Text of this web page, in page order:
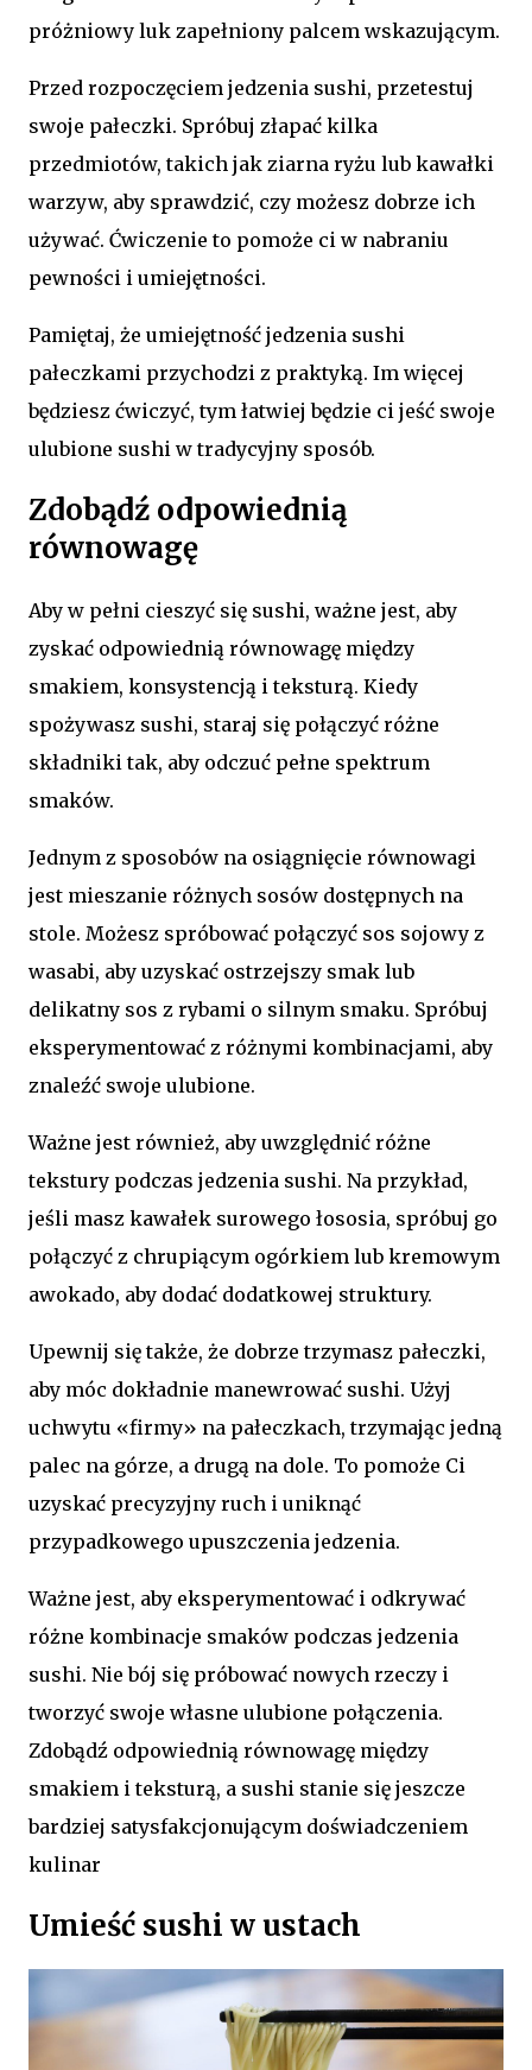
próżniowy luk zapełniony palcem wskazującym.
Przed rozpoczęciem jedzenia sushi, przetestuj
swoje pałeczki. Spróbuj złapać kilka
przedmiotów, takich jak ziarna ryżu lub kawałki
warzyw, aby sprawdzić, czy możesz dobrze ich
używać. Ćwiczenie to pomoże ci w nabraniu
pewności i umiejętności.
Pamiętaj, że umiejętność jedzenia sushi
pałeczkami przychodzi z praktyką. Im więcej
będziesz ćwiczyć, tym łatwiej będzie ci jeść swoje
ulubione sushi w tradycyjny sposób.
Zdobądź odpowiednią
równowagę
Aby w pełni cieszyć się sushi, ważne jest, aby
zyskać odpowiednią równowagę między
smakiem, konsystencją i teksturą. Kiedy
spożywasz sushi, staraj się połączyć różne
składniki tak, aby odczuć pełne spektrum
smaków.
Jednym z sposobów na osiągnięcie równowagi
jest mieszanie różnych sosów dostępnych na
stole. Możesz spróbować połączyć sos sojowy z
wasabi, aby uzyskać ostrzejszy smak lub
delikatny sos z rybami o silnym smaku. Spróbuj
eksperymentować z różnymi kombinacjami, aby
znaleźć swoje ulubione.
Ważne jest również, aby uwzględnić różne
tekstury podczas jedzenia sushi. Na przykład,
jeśli masz kawałek surowego łososia, spróbuj go
połączyć z chrupiącym ogórkiem lub kremowym
awokado, aby dodać dodatkowej struktury.
Upewnij się także, że dobrze trzymasz pałeczki,
aby móc dokładnie manewrować sushi. Użyj
uchwytu «firmy» na pałeczkach, trzymając jedną
palec na górze, a drugą na dole. To pomoże Ci
uzyskać precyzyjny ruch i uniknąć
przypadkowego upuszczenia jedzenia.
Ważne jest, aby eksperymentować i odkrywać
różne kombinacje smaków podczas jedzenia
sushi. Nie bój się próbować nowych rzeczy i
tworzyć swoje własne ulubione połączenia.
Zdobądź odpowiednią równowagę między
smakiem i teksturą, a sushi stanie się jeszcze
bardziej satysfakcjonującym doświadczeniem
kulinar
Umieść sushi w ustach